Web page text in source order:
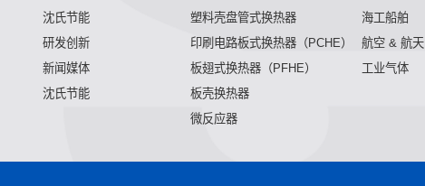
沈氏节能
研发创新
新闻媒体
沈氏节能
塑料壳盘管式换热器
印刷电路板式换热器（PCHE）
板翅式换热器（PFHE）
板壳换热器
微反应器
海工船舶
航空 & 航天
工业气体